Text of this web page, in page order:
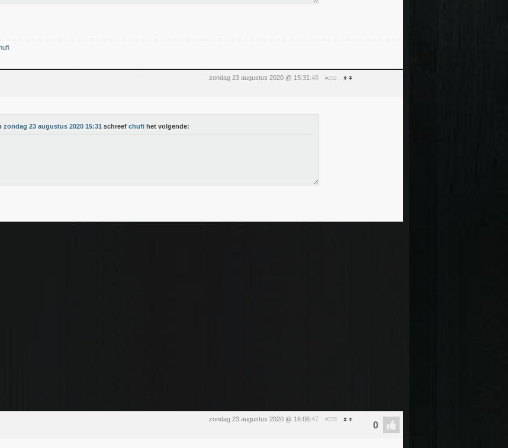
zondag 23 augustus 2020 @ 15:31 :48 #232
zondag 23 augustus 2020 15:31 schreef chufi het volgende:
zondag 23 augustus 2020 @ 16:06:47 #233